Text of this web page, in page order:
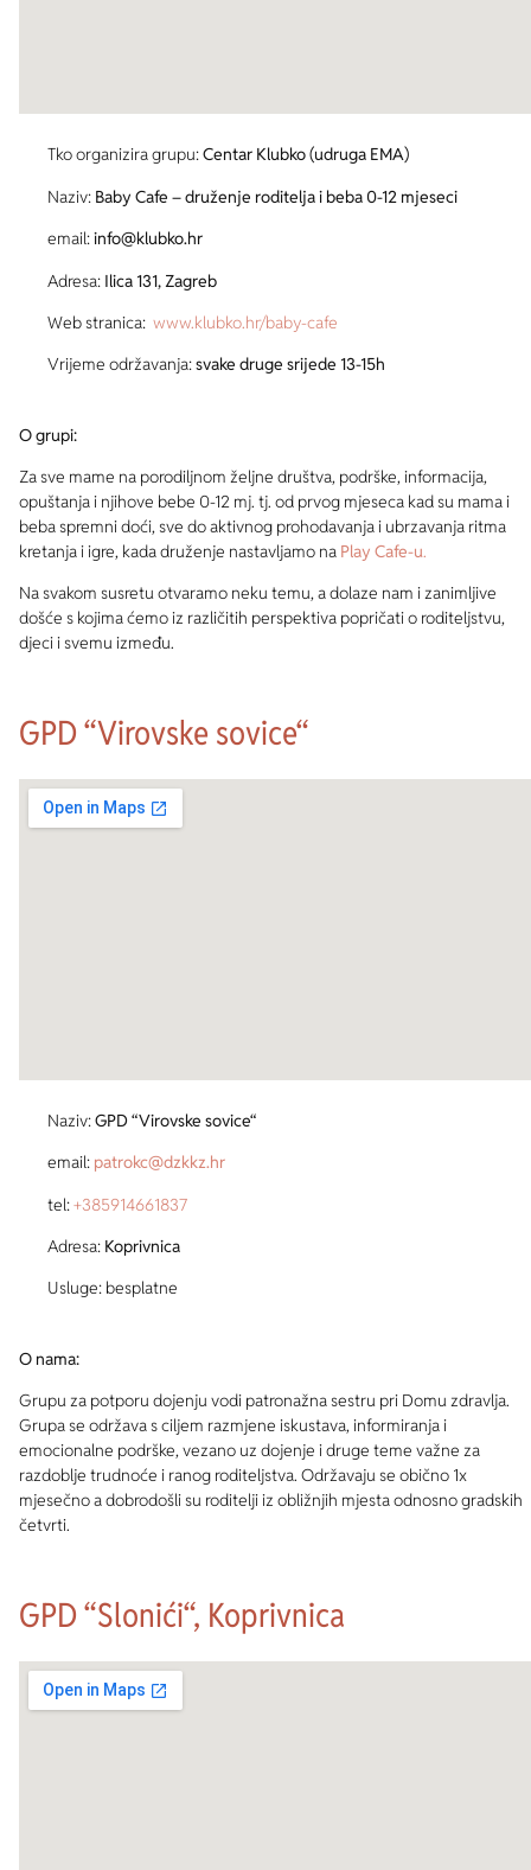
Tko organizira grupu:Centar Klubko (udruga EMA)
Naziv: Baby Cafe – druženje roditelja i beba 0-12 mjeseci
email:info@klubko.hr
Adresa: Ilica 131, Zagreb
Web stranica: www.klubko.hr/baby-cafe
Vrijeme održavanja:svake druge srijede 13-15h
O grupi:
Za sve mame na porodiljnom željne društva, podrške, informacija,
opuštanja i njihove bebe 0-12 mj. tj. od prvog mjeseca kad su mama i
beba spremni doći, sve do aktivnog prohodavanja i ubrzavanja ritma
kretanja i igre, kada druženje nastavljamo na Play Cafe-u.
Na svakom susretu otvaramo neku temu, a dolaze nam i zanimljive
došće s kojima ćemo iz različitih perspektiva popričati o roditeljstvu,
djeci i svemu između.
GPD “Virovske sovice“
Naziv:GPD “Virovske sovice“
email: patrokc@dzkkz.hr
tel:+385914661837
Adresa: Koprivnica
Usluge: besplatne
O nama:
Grupu za potporu dojenju vodi patronažna sestru pri Domu zdravlja.
Grupa se održava s ciljem razmjene iskustava, informiranja i
emocionalne podrške, vezano uz dojenje i druge teme važne za
razdoblje trudnoće i ranog roditeljstva. Održavaju se obično 1x
mjesečno a dobrodošli su roditelji iz obližnjih mjesta odnosno gradskih
četvrti.
GPD “Slonići“, Koprivnica